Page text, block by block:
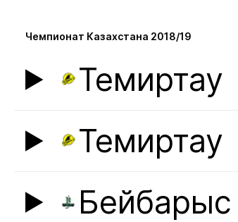
Чемпионат Казахстана 2018/19
Темиртау
Темиртау
Бейбарыс